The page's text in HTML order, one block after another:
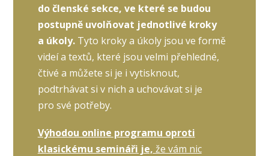
do členské sekce, ve které se budou
postupně uvolňovat jednotlivé kroky
a úkoly.Tyto kroky a úkoly jsou ve formě
videí a textů, které jsou velmi přehledné,
čtivé a můžete si je i vytisknout,
podtrhávat si v nich a uchovávat si je
pro své potřeby.
Výhodou online programu oproti
klasickému semináři je, že vám nic